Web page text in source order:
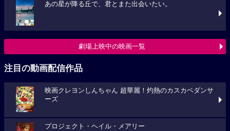
あの星が降る丘で、君とまた出会いたい。
劇場上映中の映画一覧
注目の動画配信作品
映画クレヨンしんちゃん 超華麗！灼熱のカスカベダンサ
ーズ
プロジェクト・ヘイル・メアリー